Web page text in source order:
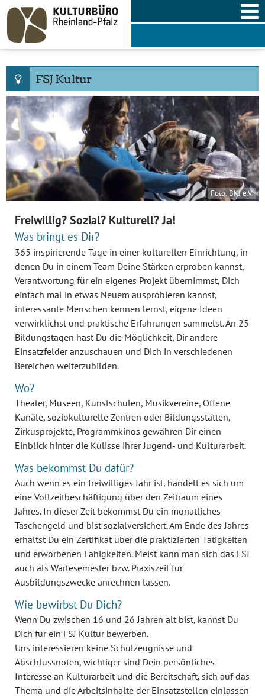
Skip
content
FSJ Kultur
Foto: BKJ e.V.
Freiwillig? Sozial? Kulturell? Ja!
Was bringt es Dir?
365 inspirierende Tage in einer kulturellen Einrichtung, in
denen Du in einem Team Deine Stärken erproben kannst,
Verantwortung für ein eigenes Projekt übernimmst, Dich
einfach mal in etwas Neuem ausprobieren kannst,
interessante Menschen kennen lernst, eigene Ideen
verwirklichst und praktische Erfahrungen sammelst. An 25
Bildungstagen hast Du die Möglichkeit, Dir andere
Einsatzfelder anzuschauen und Dich in verschiedenen
Bereichen weiterzubilden.
Wo?
Theater, Museen, Kunstschulen, Musikvereine, Offene
Kanäle, soziokulturelle Zentren oder Bildungsstätten,
Zirkusprojekte, Programmkinos gewähren Dir einen
Einblick hinter die Kulisse ihrer Jugend- und Kulturarbeit.
Was bekommst Du dafür?
Auch wenn es ein freiwilliges Jahr ist, handelt es sich um
eine Vollzeitbeschäftigung über den Zeitraum eines
Jahres. In dieser Zeit bekommst Du ein monatliches
Taschengeld und bist sozialversichert. Am Ende des Jahres
erhältst Du ein Zertifikat über die praktizierten Tätigkeiten
und erworbenen Fähigkeiten. Meist kann man sich das FSJ
auch als Wartesemester bzw. Praxiszeit für
Ausbildungszwecke anrechnen lassen.
Wie bewirbst Du Dich?
Wenn Du zwischen 16 und 26 Jahren alt bist, kannst Du
Dich für ein FSJ Kultur bewerben.
Uns interessieren keine Schulzeugnisse und
Abschlussnoten, wichtiger sind Dein persönliches
Interesse an Kulturarbeit und die Bereitschaft, sich auf das
Thema und die Arbeitsinhalte der Einsatzstellen einlassen